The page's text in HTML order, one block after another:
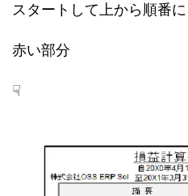
スタートして上から順番に
赤い部分
☟